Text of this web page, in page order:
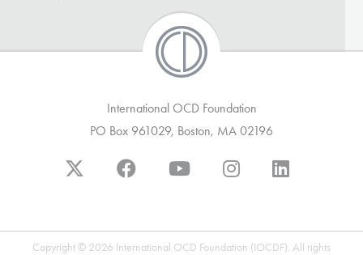
International OCD Foundation
PO Box 961029, Boston, MA 02196
Copyright © 2026 International OCD Foundation (IOCDF). All rights